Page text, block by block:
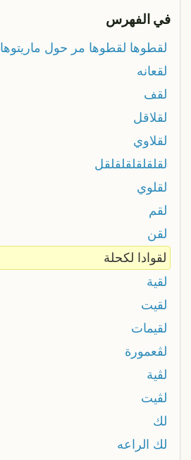
في الفهرس
لقطوها لقطوها مر حول ماريتوها
لقعانه
لقف
لقلاقل
لقلاوي
لقلقلقلقلقلقل
لقلوي
لقم
لقن
لقوادا لكحلة
لقية
لقيت
لقيمات
لڨعمورة
لڨية
لڨيت
لك
لك الراعه